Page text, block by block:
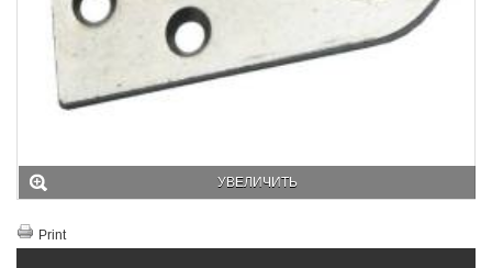
УВЕЛИЧИТЬ
Print